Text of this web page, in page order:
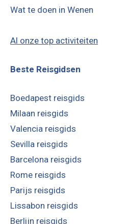
Wat te doen in Wenen
Al onze top activiteiten
Beste Reisgidsen
Boedapest reisgids
Milaan reisgids
Valencia reisgids
Sevilla reisgids
Barcelona reisgids
Rome reisgids
Parijs reisgids
Lissabon reisgids
Berlijn reisgids